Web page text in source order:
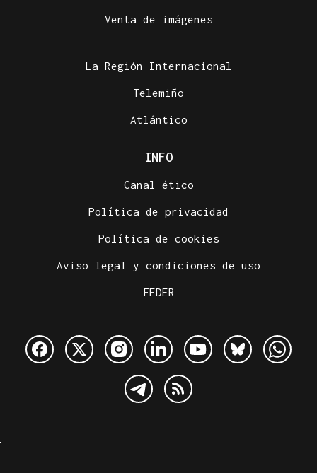
Venta de imágenes
La Región Internacional
Telemiño
Atlántico
INFO
Canal ético
Política de privacidad
Política de cookies
Aviso legal y condiciones de uso
FEDER